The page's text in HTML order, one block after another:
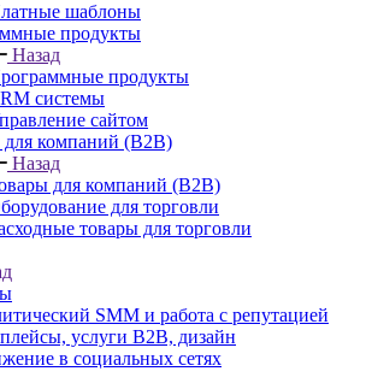
шаблоны
продукты
Назад
продукты
системы
сайтом
компаний (B2B)
Назад
для компаний (B2B)
для торговли
товары для торговли
SMM и работа с репутацией
услуги B2B, дизайн
в социальных сетях